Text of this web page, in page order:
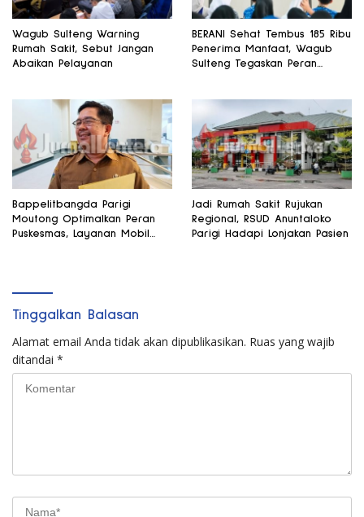
Wagub Sulteng Warning
Rumah Sakit, Sebut Jangan
Abaikan Pelayanan
BERANI Sehat Tembus 185 Ribu
Penerima Manfaat, Wagub
Sulteng Tegaskan Peran
Bappelitbangda Parigi
Moutong Optimalkan Peran
Puskesmas, Layanan Mobil
Jadi Rumah Sakit Rujukan
Regional, RSUD Anuntaloko
Parigi Hadapi Lonjakan Pasien
Tinggalkan Balasan
Alamat email Anda tidak akan dipublikasikan. Ruas yang wajib
ditandai *